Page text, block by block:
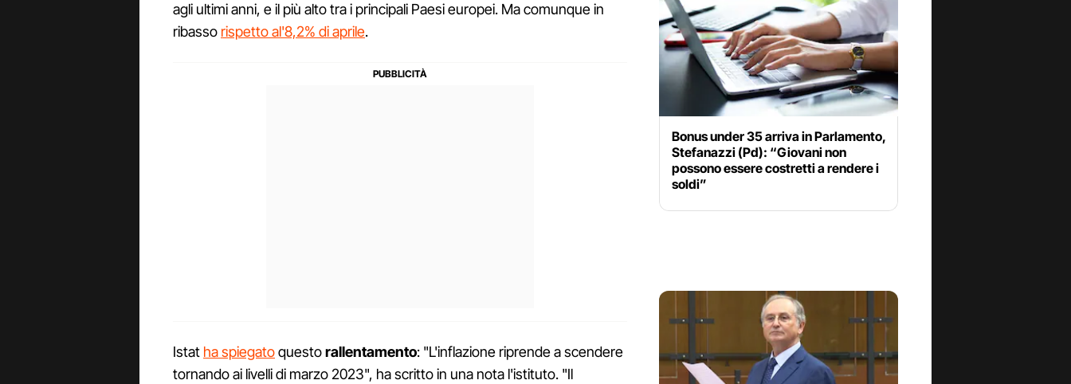
agli ultimi anni, e il più alto tra i principali Paesi europei. Ma comunque in
ribasso rispetto al'8,2% di aprile.
Istat ha spiegatoquestorallentamento: "L'inflazione riprende a scendere
tornando ai livelli di marzo 2023", ha scritto in una nota l'istituto. "Il
Bonus under 35 arriva in Parlamento,
Stefanazzi (Pd): “Giovani non
possono essere costretti a rendere i
soldi”